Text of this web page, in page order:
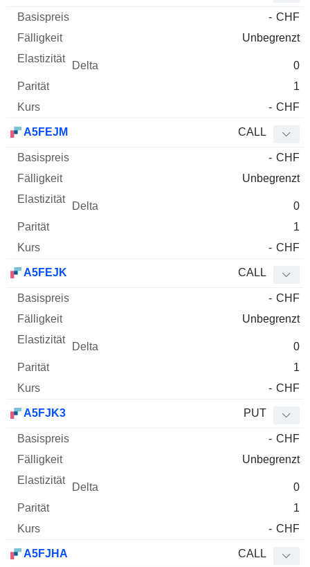
- CHF
Unbegrenzt
0
1
- CHF
A5FEJM CALL
- CHF
Unbegrenzt
0
1
- CHF
A5FEJK CALL
- CHF
Unbegrenzt
0
1
- CHF
A5FJK3 PUT
- CHF
Unbegrenzt
0
1
- CHF
A5FJHA CALL